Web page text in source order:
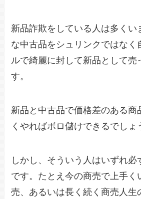
新品詐欺をしている人は多くい
な中古品をシュリンクではなく
ルで綺麗に封して新品として売
す。
新品と中古品で価格差のある商
くやればボロ儲けできるでしょ
しかし、そういう人はいずれ
です。たとえ今の商売で上手く
売、あるいは長く続く商売人生